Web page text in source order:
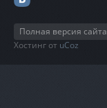
Полная версия сайта
Хостинг от uCoz